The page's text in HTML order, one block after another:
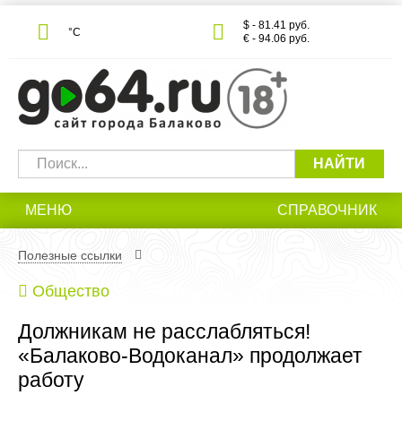
°С
$ - 81.41 руб.
€ - 94.06 руб.
НАЙТИ
МЕНЮ СПРАВОЧНИК
Полезные ссылки
Общество
Должникам не расслабляться!
«Балаково-Водоканал» продолжает
работу